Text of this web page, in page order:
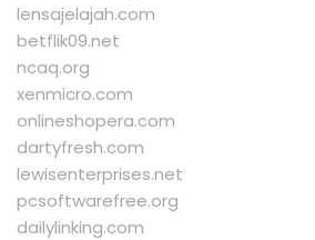
lensajelajah.com
betflik09.net
ncaq.org
xenmicro.com
onlineshopera.com
dartyfresh.com
lewisenterprises.net
pcsoftwarefree.org
dailylinking.com